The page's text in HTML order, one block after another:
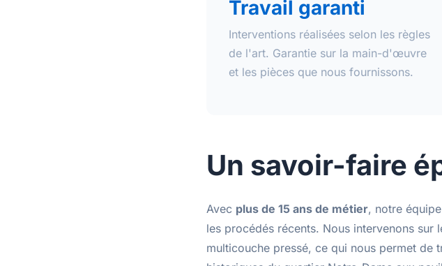
Travail garanti
Interventions réalisées selon les règles
de l'art. Garantie sur la main-d'œuvre
et les pièces que nous fournissons.
Un savoir-faire
Avec plus de 15 ans de métier, notre
les procédés récents. Nous intervenons sur
multicouche pressé, ce qui nous permet de